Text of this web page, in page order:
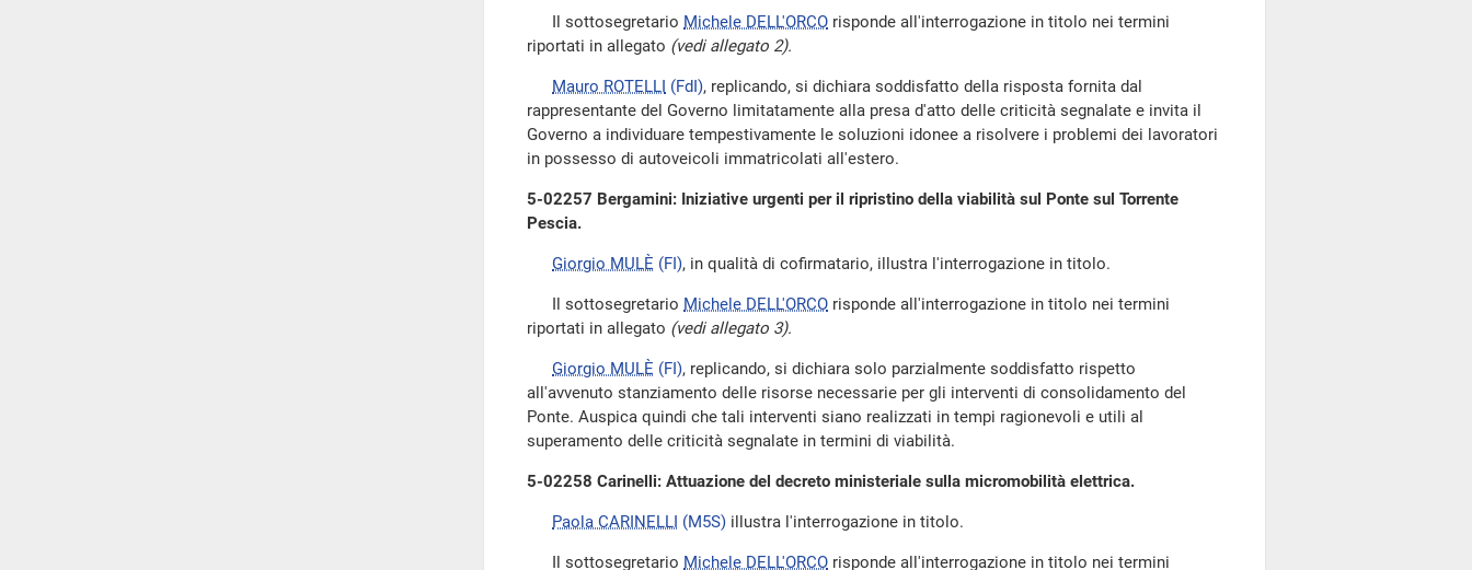
Il sottosegretario Michele DELL'ORCO risponde all'interrogazione in titolo nei termini
riportati in allegato (vedi allegato 2).
Mauro ROTELLI (FdI), replicando, si dichiara soddisfatto della risposta fornita dal
rappresentante del Governo limitatamente alla presa d'atto delle criticità segnalate e invita il
Governo a individuare tempestivamente le soluzioni idonee a risolvere i problemi dei lavoratori
in possesso di autoveicoli immatricolati all'estero.
5-02257 Bergamini: Iniziative urgenti per il ripristino della viabilità sul Ponte sul Torrente
Pescia.
Giorgio MULÈ (FI), in qualità di cofirmatario, illustra l'interrogazione in titolo.
Il sottosegretario Michele DELL'ORCO risponde all'interrogazione in titolo nei termini
riportati in allegato (vedi allegato 3).
Giorgio MULÈ (FI), replicando, si dichiara solo parzialmente soddisfatto rispetto
all'avvenuto stanziamento delle risorse necessarie per gli interventi di consolidamento del
Ponte. Auspica quindi che tali interventi siano realizzati in tempi ragionevoli e utili al
superamento delle criticità segnalate in termini di viabilità.
5-02258 Carinelli: Attuazione del decreto ministeriale sulla micromobilità elettrica.
Paola CARINELLI (M5S) illustra l'interrogazione in titolo.
Il sottosegretario Michele DELL'ORCO risponde all'interrogazione in titolo nei termini